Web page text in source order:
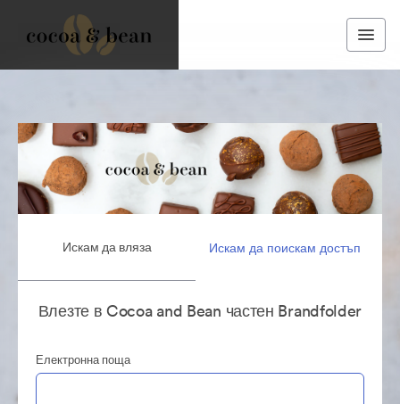
Искам да вляза Искам да поискам достъп
Влезте в Cocoa and Bean частен Brandfolder
Електронна поща